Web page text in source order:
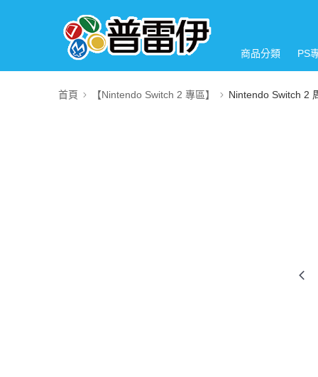
商品分類 PS
首頁 【Nintendo Switch 2 專區】 Nintendo Switch 2